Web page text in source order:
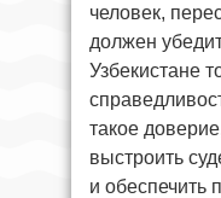
человек,
должен
Узбекистане
такое
выстроить
и обеспечить